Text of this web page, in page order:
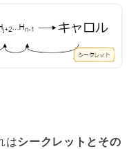
はシークレットとその